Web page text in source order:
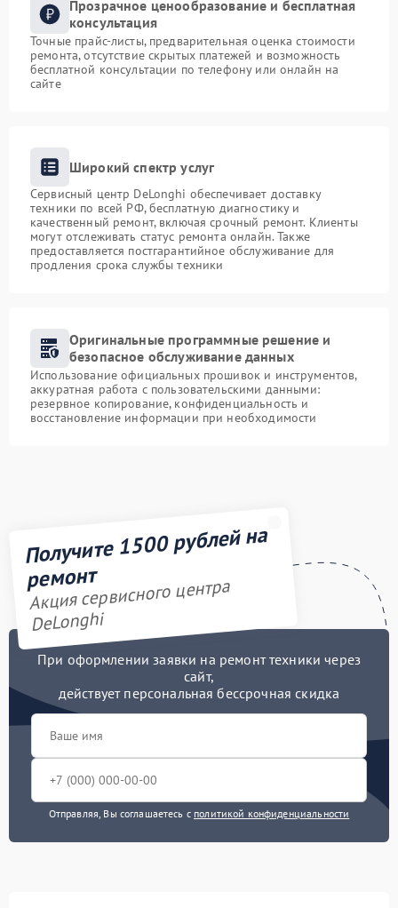
Прозрачное ценообразование и бесплатная
консультация
Точные прайс-листы, предварительная оценка стоимости
ремонта, отсутствие скрытых платежей и возможность
бесплатной консультации по телефону или онлайн на
сайте
Широкий спектр услуг
Сервисный центр DeLonghi обеспечивает доставку
техники по всей РФ, бесплатную диагностику и
качественный ремонт, включая срочный ремонт. Клиенты
могут отслеживать статус ремонта онлайн. Также
предоставляется постгарантийное обслуживание для
продления срока службы техники
Оригинальные программные решение и
безопасное обслуживание данных
Использование официальных прошивок и инструментов,
аккуратная работа с пользовательскими данными:
резервное копирование, конфиденциальность и
восстановление информации при необходимости
Получите 1500 рублей на
ремонт
Акция сервисного центра
DeLonghi
При оформлении заявки на ремонт техники через
сайт,
действует персональная бессрочная скидка
Отправляя, Вы соглашаетесь с политикой конфиденциальности